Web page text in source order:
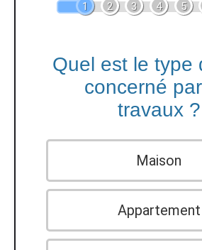
1 2 3 4 5
Quel est le type
concerné
travaux ?
Maison
Appartement